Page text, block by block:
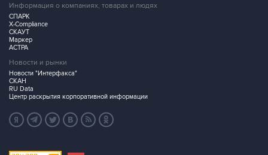
Информация о компаниях, товарах и людях
СПАРК
X-Compliance
СКАУТ
Маркер
АСТРА
Новости и рынки
Новости "Интерфакса"
СКАН
RU Data
Центр раскрытия корпоративной информации